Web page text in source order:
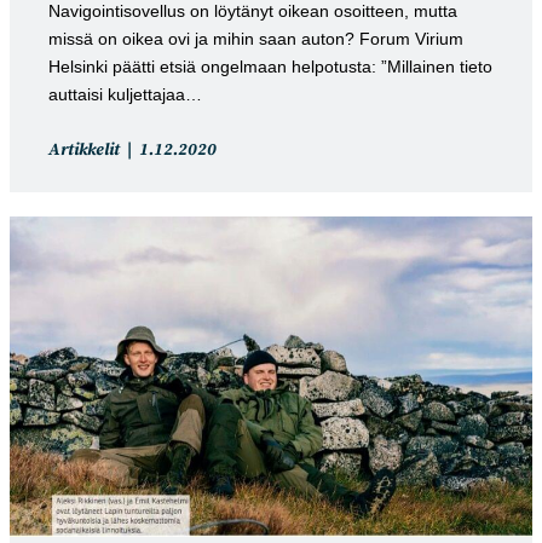
Navigointisovellus on löytänyt oikean osoitteen, mutta
missä on oikea ovi ja mihin saan auton? Forum Virium
Helsinki päätti etsiä ongelmaan helpotusta: ”Millainen tieto
auttaisi kuljettajaa…
Artikkelin
Artikkelit
Artikkeli
1.12.2020